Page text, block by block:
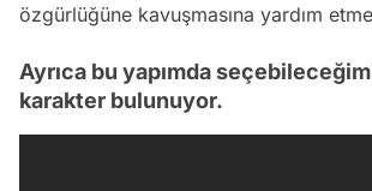
özgürlüğüne kavuşmasına yardım
Ayrıca bu yapımda
karakter bulunuyor.